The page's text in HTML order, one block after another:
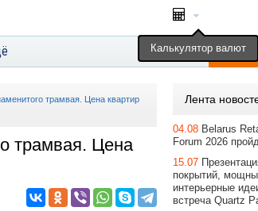
трамвая. Цена квартир
трамвая. Цена
Лента
04.08 Belarus
Forum 2026
15.07
покрытий,
интерьерные
встреча Quartz
Калькулятор валют